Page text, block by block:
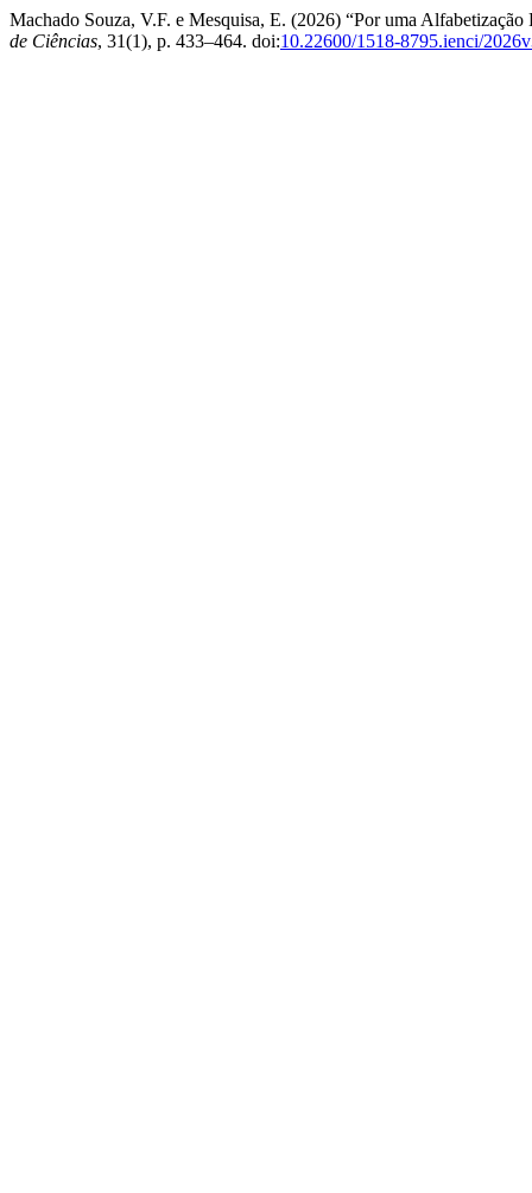
Machado Souza, V.F. e Mesquisa, E. (2026) “Por uma
de Ciências, 31(1), p. 433–464. doi:10.22600/1518-8795.ienci/